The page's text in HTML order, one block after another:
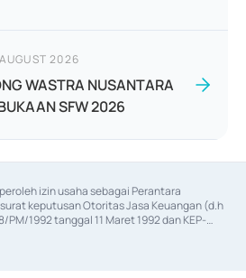
2026
WASTRA NUSANTARA
SFW 2026
izin usaha sebagai Perantara
keputusan Otoritas Jasa Keuangan (d.h
PM/1992 tanggal 11 Maret 1992 dan KEP-
2014, izin usaha sebagai Penjamin Emisi
Otoritas Jasa Keuangan Nomor KEP-